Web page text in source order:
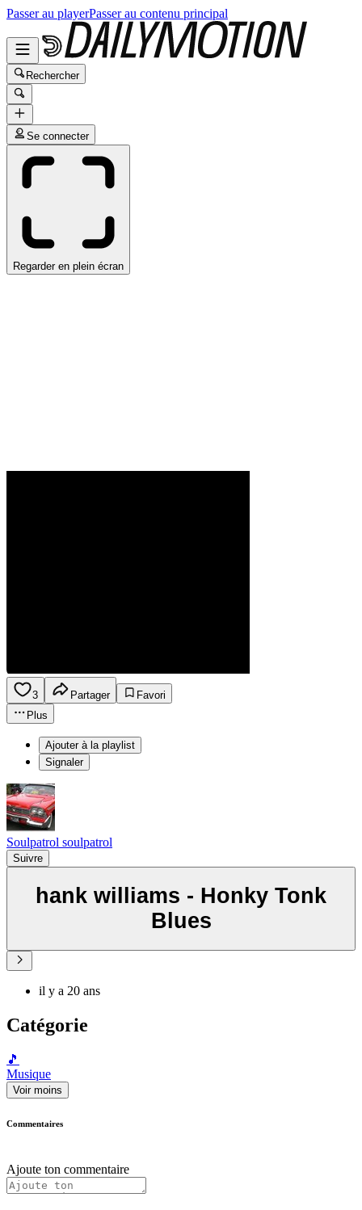
Passer au playerPasser au contenu principal
Rechercher
Se connecter
Regarder en plein écran
3 Partager
Favori
Plus
Ajouter à la playlist
Signaler
Soulpatrol soulpatrol
Suivre
hank williams - Honky Tonk
Blues
il y a 20 ans
Catégorie
🎵
Musique
Voir moins
Commentaires
Ajoute ton commentaire